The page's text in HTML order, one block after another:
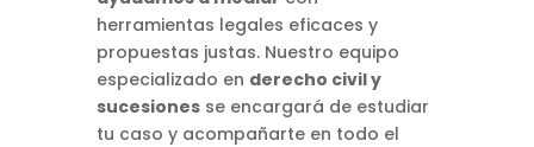
herramientas legales eficaces y
propuestas justas. Nuestro equipo
especializado en derecho civil y
sucesionesse encargará de estudiar
tu caso y acompañarte en todo el